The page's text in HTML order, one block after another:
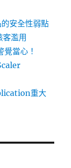
安全性弱點
濫用
當心！
重大